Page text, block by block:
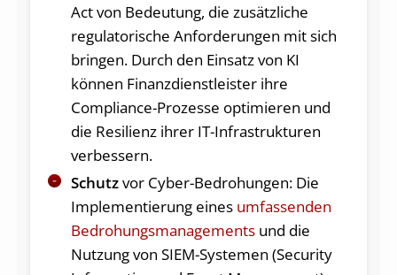
Act von Bedeutung, die zusätzliche
regulatorische Anforderungen mit sich
bringen. Durch den Einsatz von KI
können Finanzdienstleister ihre
Compliance-Prozesse optimieren und
die Resilienz ihrer IT-Infrastrukturen
verbessern.
Schutzvor Cyber-Bedrohungen: Die
Implementierung eines umfassenden
Bedrohungsmanagementsund die
Nutzung von SIEM-Systemen (Security